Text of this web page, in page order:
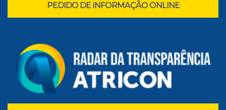
PEDIDO DE INFORMAÇÃO ONLINE